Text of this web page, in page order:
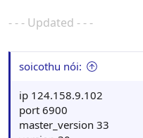
- - - Updated - - -
soicothu nói:
ip 124.158.9.102
port 6900
master_version 33